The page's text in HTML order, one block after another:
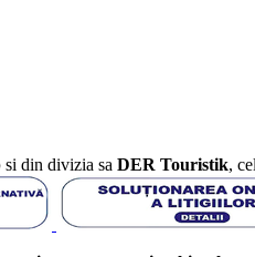
aeroport
si din divizia sa DER Touristik,